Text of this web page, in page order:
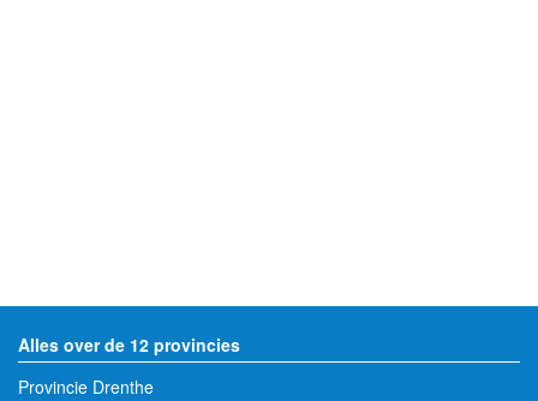
Alles over de 12 provincies
Provincie Drenthe